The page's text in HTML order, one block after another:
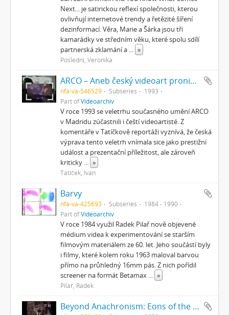
Next... je satirickou reflexí společnosti, kterou
ovlivňují internetové trendy a řetězité šíření
dezinformací. Věra, Marie a Šárka jsou tři
kamarádky ve středním věku, které spolu sdílí
partnerská zklamání a ... »
Poslední, Veronika
ARCO – Aneb český videoart proniká do světa
nfa-va-546529 Subseries
1993
Part ofVideoarchiv
V roce 1993 se veletrhu současného umění ARCO
v Madridu zúčastnili i čeští videoartisté. Z
komentáře v Tatíčkově reportáži vyznívá, že česká
výprava tento veletrh vnímala sice jako prestižní
událost a prezentační příležitost, ale zároveň
kriticky ... »
Tatíček, Ivan
Barvy
nfa-va-425693 Subseries
1984 - 1990
Part ofVideoarchiv
V roce 1984 využil Radek Pilař nově objevené
médium videa k experimentování se starším
filmovým materiálem ze 60. let. Jeho součástí byly
i filmy, které kolem roku 1963 maloval barvou
přímo na průhledný 16mm pás. Z nich pořídil
screener na formát Betamax ... »
Pilař, Radek
Beyond Anachronism: Eons of the Binary (Film)